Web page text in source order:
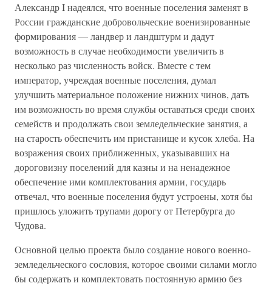
Александр I надеялся, что военные поселения заменят в
России гражданские добровольческие военизированные
формирования — ландвер и ландштурм и дадут
возможность в случае необходимости увеличить в
несколько раз численность войск. Вместе с тем
император, учреждая военные поселения, думал
улучшить материальное положение нижних чинов, дать
им возможность во время службы оставаться среди своих
семейств и продолжать свои земледельческие занятия, а
на старость обеспечить им пристанище и кусок хлеба. На
возражения своих приближенных, указывавших на
дороговизну поселений для казны и на ненадежное
обеспечение ими комплектования армии, государь
отвечал, что военные поселения будут устроены, хотя бы
пришлось уложить трупами дорогу от Петербурга до
Чудова.
Основной целью проекта было создание нового военно-
земледельческого сословия, которое своими силами могло
бы содержать и комплектовать постоянную армию без